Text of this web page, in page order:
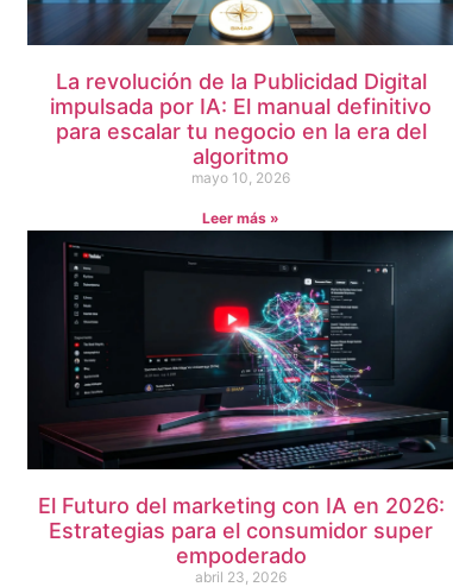
La revolución de la Publicidad Digital
impulsada por IA: El manual definitivo
para escalar tu negocio en la era del
algoritmo
mayo 10, 2026
Leer más »
El Futuro del marketing con IA en 2026:
Estrategias para el consumidor super
empoderado
abril 23, 2026